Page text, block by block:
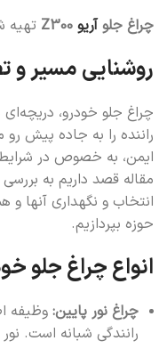
چراغ جلوآریو Z300 تهیه
روشنایی مسیر و
چراغ جلو خودرو،
راننده را به جاده پیش
ایمن، به خصوص در
مقاله قصد داریم به
انتخاب و نگهداری آنها و
حوزه بپردازیم.
انواع چراغ جلو
چراغ نور پایین: وظیفه
رانندگی شبانه است.